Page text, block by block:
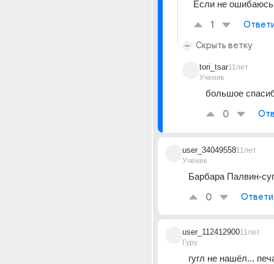
Если не
1
Скрыть ветку
tori_tsar
Ученик
11лет
большое
0
user_34049558
Ученик
11лет
Барбара Палвин-
0
user_112412900
Гуру
11лет
гугл не нашёл...